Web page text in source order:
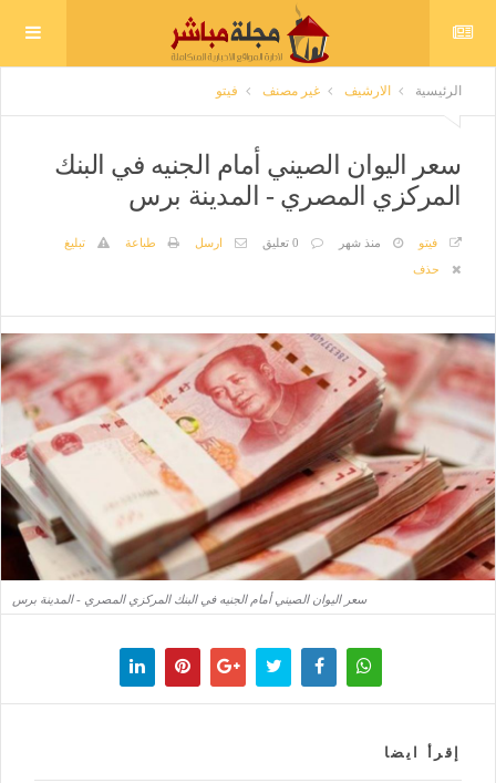
الرئيسية الارشيف غير مصنف فيتو
سعر اليوان الصيني أمام الجنيه في البنك
المركزي المصري - المدينة برس
فيتو منذ شهر 0 تعليق ارسل طباعة
تبليغ
حذف
سعر اليوان الصيني أمام الجنيه في البنك المركزي المصري - المدينة برس
إقرأ ايضا